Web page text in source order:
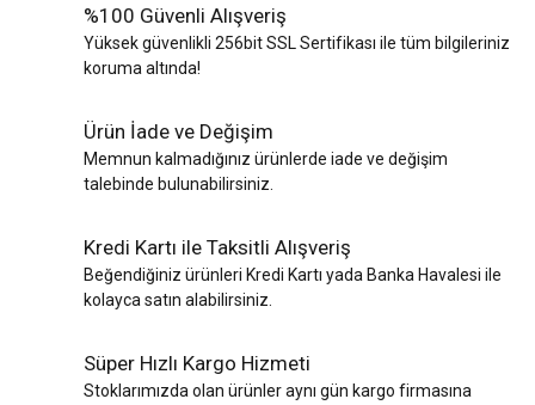
%100 Güvenli Alışveriş
Yüksek güvenlikli 256bit SSL Sertifikası ile tüm bilgileriniz
koruma altında!
Ürün İade ve Değişim
Memnun kalmadığınız ürünlerde iade ve değişim
talebinde bulunabilirsiniz.
Kredi Kartı ile Taksitli Alışveriş
Beğendiğiniz ürünleri Kredi Kartı yada Banka Havalesi ile
kolayca satın alabilirsiniz.
Süper Hızlı Kargo Hizmeti
Stoklarımızda olan ürünler aynı gün kargo firmasına